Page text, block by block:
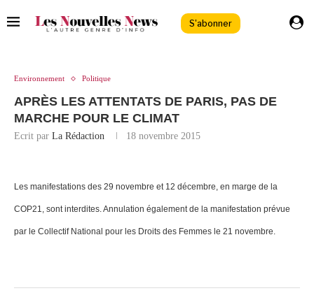
S'abonner
Environnement Politique
APRÈS LES ATTENTATS DE PARIS, PAS DE
MARCHE POUR LE CLIMAT
Ecrit par La Rédaction 18 novembre 2015
Les manifestations des 29 novembre et 12 décembre, en marge de la
COP21, sont interdites. Annulation également de la manifestation prévue
par le Collectif National pour les Droits des Femmes le 21 novembre.